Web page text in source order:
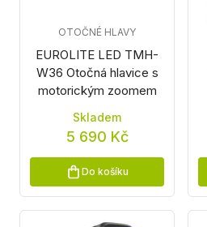
EUROLITE LED TMH-
W36 Otočná hlavice s
motorickým zoomem
OTOČNÉ HLAVY
Skladem
5 690 Kč
Do košíku